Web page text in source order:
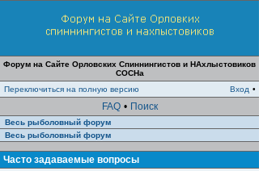
Форум на Сайте Орловских Спиннингистов и НАхлыстовиков
СОСНа
Переключиться на полную версию
Вход •
FAQ • Поиск
Весь рыболовный форум
Весь рыболовный форум
Часто задаваемые вопросы